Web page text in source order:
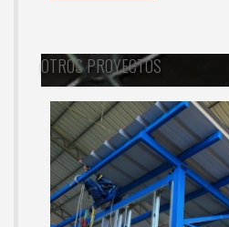
OTROS PROYECTOS